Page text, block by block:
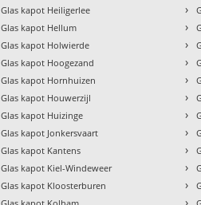
Glas kapot Heiligerlee
Glas kapot Hellum
Glas kapot Holwierde
Glas kapot Hoogezand
Glas kapot Hornhuizen
Glas kapot Houwerzijl
Glas kapot Huizinge
Glas kapot Jonkersvaart
Glas kapot Kantens
Glas kapot Kiel-Windeweer
Glas kapot Kloosterburen
›
›
›
›
›
›
›
›
›
›
›
›